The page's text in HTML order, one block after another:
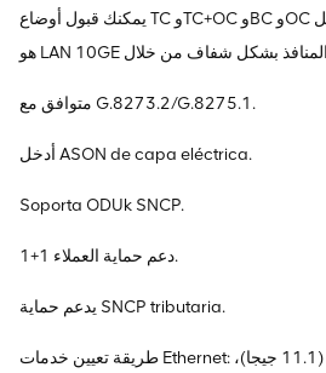
يمكنك قبول أوضاع TC وTC+OC وBC وOC عندما يكون نوع خدمة العميل
متوافق مع G.8273.2/G.8275.1.
أدخل ASON de capa eléctrica.
Soporta ODUk SNCP.
دعم حماية العملاء 1+1.
يدعم حماية SNCP tributaria.
طريقة تعيين خدمات Ethernet: تخصيص بتات شفافة (11.1 جيجا)،